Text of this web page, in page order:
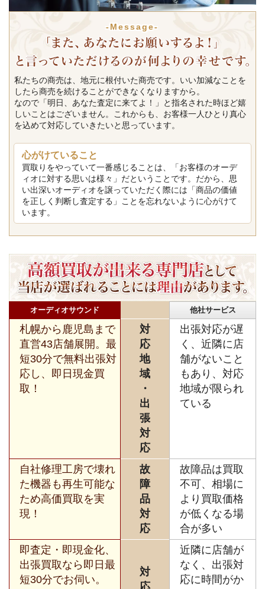
-Message-
私たちの商売は、地元に根付いた商売です。いい加減なことを
したら商売を続けることができなくなりますから。
なので「明日、あなた査定に来てよ！」と指名された時ほど嬉
しいことはございません。これからも、お客様一人ひとり真心
を込めて対応していきたいと思っています。
心がけていること
買取りをやっていて一番感じることは、「お客様のオーデ
ィオに対する思いは様々」だということです。だから、思
い出深いオーディオを譲っていただく際には「商品の価値
を正しく判断し査定する」ことを忘れないように心がけて
います。
オーディオサウンド 他社サービス
札幌から鹿児島まで
直営43店舗展開。最
短30分で無料出張対
応し、即日現金買
取！
対
応
地
域
・
出
張
対
応
出張対応が遅
く、近隣に店
舗がないこと
もあり、対応
地域が限られ
ている
自社修理工房で壊れ
た機器も再生可能な
ため高価買取を実
現！
故
障
品
対
応
故障品は買取
不可、相場に
より買取価格
が低くなる場
合が多い
即査定・即現金化、
出張買取なら即日最
短30分でお伺い。
対
応
近隣に店舗が
なく、出張対
応に時間がか